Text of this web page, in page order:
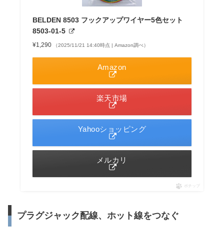
BELDEN 8503 フックアップワイヤー5色セット
8503-01-5
¥1,290 （2025/11/21 14:40時点 | Amazon調べ）
Amazon
楽天市場
Yahooショッピング
メルカリ
ポチップ
プラグジャック配線、ホット線をつなぐ